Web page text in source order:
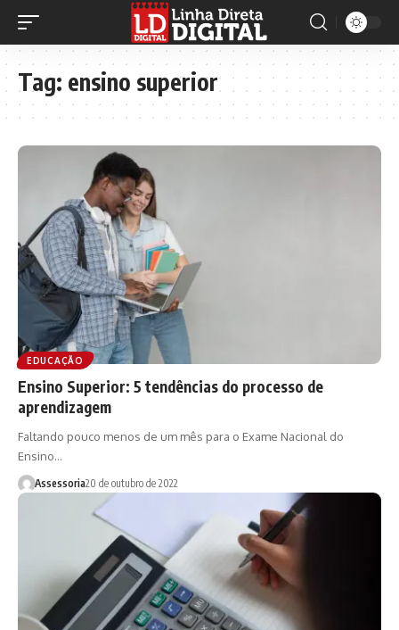
Tag: ensino superior
EDUCAÇÃO
Ensino Superior: 5 tendências do processo de
aprendizagem
Faltando pouco menos de um mês para o Exame Nacional do
Ensino…
Assessoria20 de outubro de 2022